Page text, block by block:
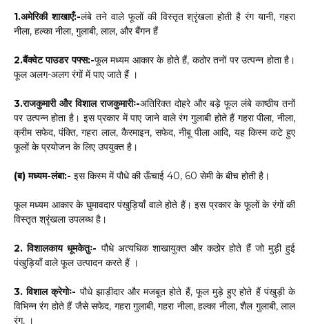
1.अमेरिकी शाखाएँ:-लंबे तने वाले फूलों की विस्तृत श्रृंखला होती है रंग यानी, गहरा
नीला, हल्का नीला, गुलाबी, लाल, और बैंगन हैं
2.बैंक्वेट पाउडर पफ्स:-फूल मध्यम आकार के होते हैं, कठोर तनों पर उत्पन्न होता है।
फूल अलग-अलग रंगों में पाए जाते हैं ।
3.राजकुमारी और विशाल राजकुमारीः-अतिरिक्त दोहरे और बड़े फूल लंबे काष्ठीय तनों
पर उत्पन्न होता है। इस प्रकार में पाए जाने वाले रंग गुलाबी होते हैं गहरा पीला, नीला,
क्रीम सफेद, पंक्ति, गहरा लाल, कैरमाइन, सफेद, नीबू पीला आदि, यह किस्म कटे हुए
फूलों के प्रयोजन के लिए उपयुक्त है।
(ब) मध्यम-लंबा:- इस किस्म में पौधे की ऊँचाई 40, 60 सेमी के बीच होती है।
फूल मध्यम आकार के घुमावदार पंखुड़ियाँ वाले होते हैं। इस प्रकार के फूलों के रंगों की
विस्तृत श्रृंखला उपलब्ध है।
2. विशालकाय धूमकेतुः- पौधे अत्यधिक शाखायुक्त और कठोर होते हैं जो मुड़ी हुई
पंखुड़ियाँ वाले फूल उत्पादन करते हैं ।
3. विशाल क्रेगोः- पौधे झाड़ीदार और मजबूत होते हैं, फूल मुड़े हुए होते हैं पंखुड़ी के
विभिन्न रंग होते हैं जैसे सफेद, गहरा गुलाबी, गहरा नीला, हल्का नीला, शैल गुलाबी, लाल
रंग, ।